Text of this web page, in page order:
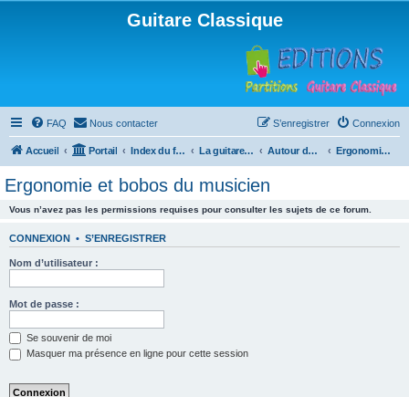
Guitare Classique
FAQ Nous contacter Connexion
S’enregistrer
Accueil Portail Index du forum La guitare : instrument, cours et théorie Autour de la guitare Ergonomie et bobos du musicien
Ergonomie et bobos du musicien
Vous n’avez pas les permissions requises pour consulter les sujets de ce forum.
CONNEXION • S’ENREGISTRER
Nom d’utilisateur :
Mot de passe :
Se souvenir de moi
Masquer ma présence en ligne pour cette session